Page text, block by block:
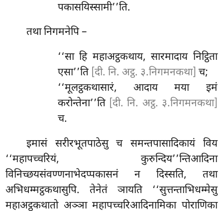
पकासयिस्सामी’’ति.
तथा निगमनेपि –
‘‘सा हि महाअट्ठकथाय, सारमादाय निट्ठिता
एसा’’ति [दी. नि. अट्ठ. ३.निगमनकथा] च;
‘‘मूलट्ठकथासारं, आदाय मया इमं
करोन्तेना’’ति [दी. नि. अट्ठ. ३.निगमनकथा]
च.
इमासं सरीरभूतपाठेसु च समन्तपासादिकायं विय
‘‘महापच्चरियं, कुरुन्दिय’’न्तिआदिना
विनिच्छयसंवण्णनाभेदप्पकासनं न दिस्सति, तथा
अभिधम्मट्ठकथासुपि.तेनेतं ञायति ‘‘सुत्तन्ताभिधम्मेसु
महाअट्ठकथातो अञ्ञा महापच्चरिआदिनामिका पोराणिका